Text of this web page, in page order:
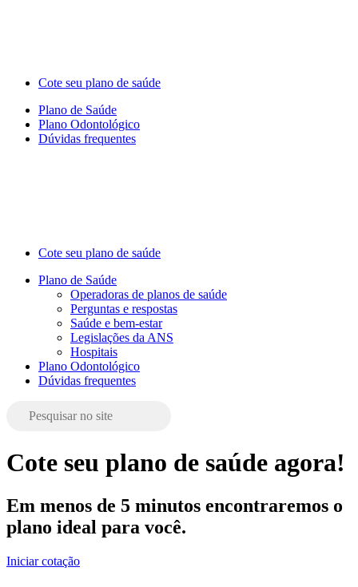
Cote seu plano de saúde
Plano de Saúde
Plano Odontológico
Dúvidas frequentes
Cote seu plano de saúde
Plano de Saúde
Operadoras de planos de saúde
Perguntas e respostas
Saúde e bem-estar
Legislações da ANS
Hospitais
Plano Odontológico
Dúvidas frequentes
Cote seu plano de saúde agora!
Em menos de 5 minutos encontraremos o
plano ideal para você.
Iniciar cotação